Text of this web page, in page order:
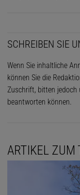
SCHREIBEN SIE
Wenn Sie inhaltliche
können Sie die
Zuschrift, bitten jedoch
beantworten können.
ARTIKEL ZUM